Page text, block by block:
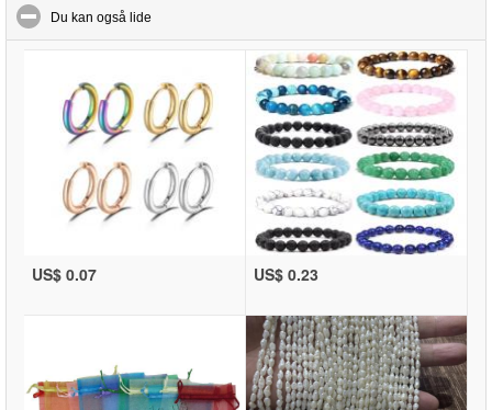
Du kan også lide
US$ 0.07 US$ 0.23